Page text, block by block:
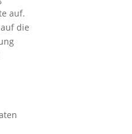
auf.
die